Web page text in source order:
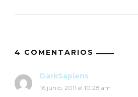
4 COMENTARIOS
DarkSapiens
16 junio, 2011 el 10:28 am